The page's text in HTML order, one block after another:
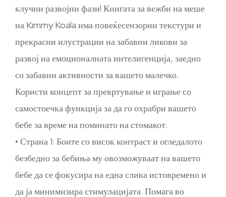
клучни развојни фази! Книгата за вежби на меше
на Kimmy Koala има повеќесензорни текстури и
прекрасни илустрации на забавни ликови за
развој на емоционалната интелигенција, заедно
со забавни активности за вашето малечко.
Користи концепт за превртување и играње со
самостоечка функција за да го охрабри вашето
бебе за време на поминато на стомакот.
• Страна 1: Боите со висок контраст и огледалото
безбедно за бебиња му овозможуваат на вашето
бебе да се фокусира на една слика истовремено и
да ја минимизира стимулацијата. Помага во